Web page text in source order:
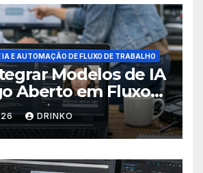
IA E AUTOMAÇÃO DE FLUXO DE TRABALHO
Modelos de IA
Aberto em Fluxos
de Negócios
DRINKO